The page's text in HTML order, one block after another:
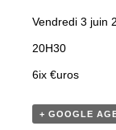
Vendredi 3 juin
20H30
6ix €uros
+ GOOGLE